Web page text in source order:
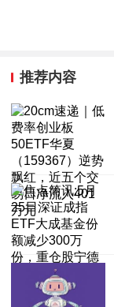
推荐内容